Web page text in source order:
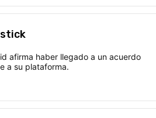
afirma haber llegado a un acuerdo
a su plataforma.